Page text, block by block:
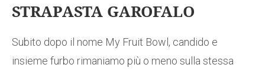
STRAPASTA GAROFALO
Subito dopo il nome My Fruit Bowl, candido e
insieme furbo rimaniamo più o meno sulla stessa